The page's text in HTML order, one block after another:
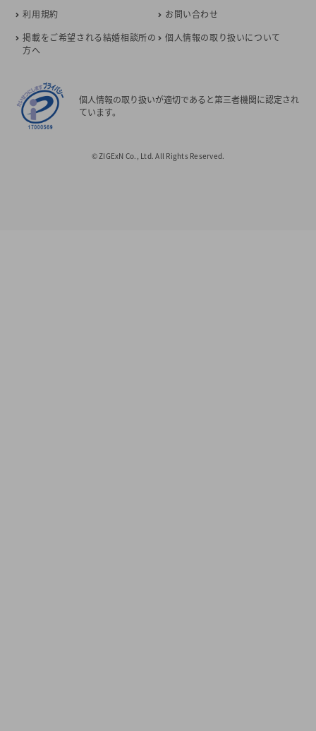
利用規約
お問い合わせ
掲載をご希望される結婚相談所の
方へ
個人情報の取り扱いについて
個人情報の取り扱いが適切であると第三者機関に認定され
ています。
© ZIGExN Co., Ltd. All Rights Reserved.